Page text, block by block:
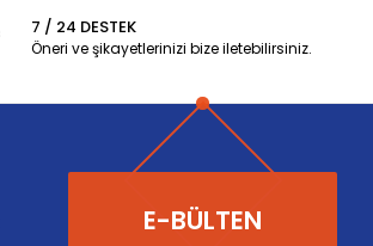
7 / 24 DESTEK
Öneri ve şikayetlerinizi bize iletebilirsiniz.
E-BÜLTEN